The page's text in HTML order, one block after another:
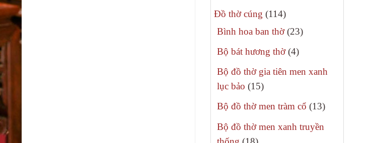
Đồ thờ cúng 114114
sản
Bình hoa ban thờ 2323
Bộ bát hương thờ 44
Bộ đồ thờ gia tiên men xanh
lục bảo
1515
Bộ đồ thờ men tràm cổ 1313
Bộ đồ thờ men xanh truyền
18